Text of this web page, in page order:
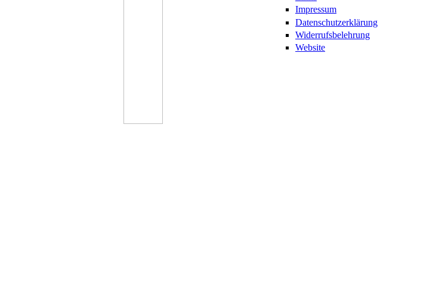
Impressum
Datenschutzerklärung
Widerrufsbelehrung
Website